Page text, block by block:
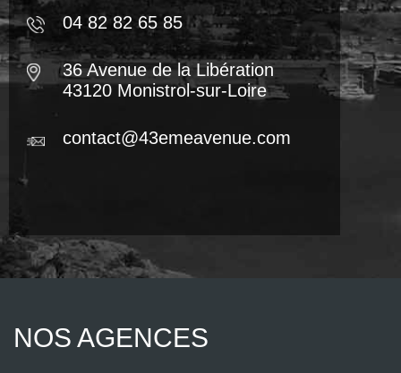
04 82 82 65 85
36 Avenue de la Libération
43120 Monistrol-sur-Loire
contact@43emeavenue.com
NOS AGENCES